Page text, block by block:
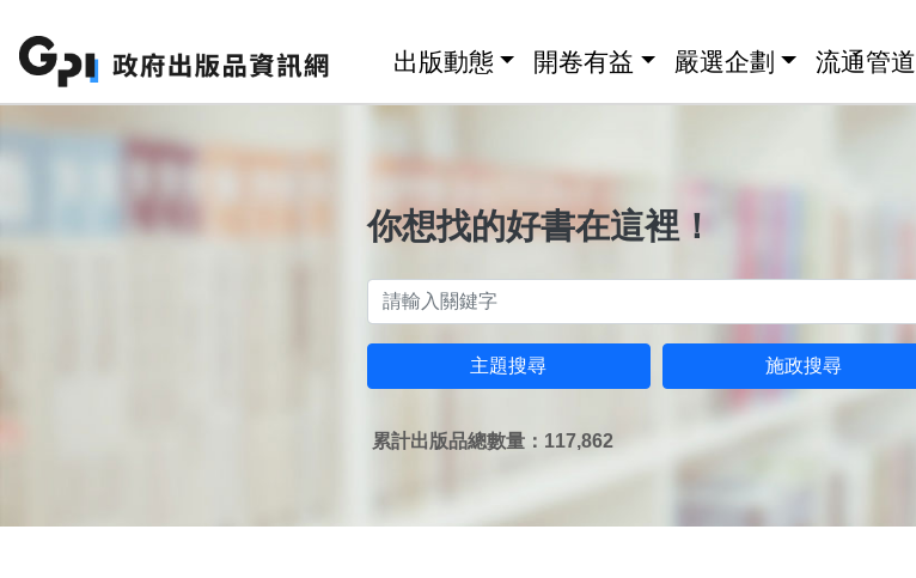
出版動態 開卷有益 嚴選企劃 流通管道
你想找的好書在這裡！
主題搜尋 施政搜尋
累計出版品總數量：117,862